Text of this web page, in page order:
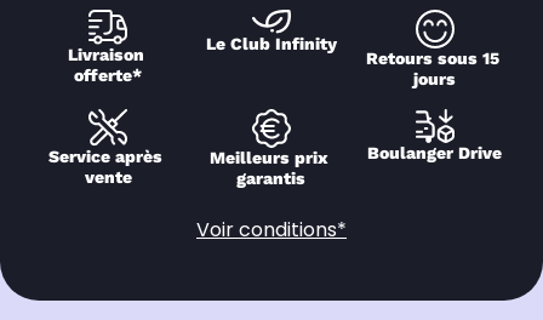
Livraison
offerte*
Le Club Infinity
Retours sous 15
jours
Service après
vente
Meilleurs prix
garantis
Boulanger Drive
Voir conditions*